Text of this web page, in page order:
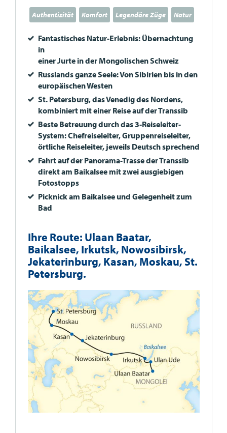
Authentizität Komfort Legendäre Züge Natur
Fantastisches Natur-Erlebnis: Übernachtung
in
einer Jurte in der Mongolischen Schweiz
Russlands ganze Seele: Von Sibirien bis in den
europäischen Westen
St. Petersburg, das Venedig des Nordens,
kombiniert mit einer Reise auf der Transsib
Beste Betreuung durch das 3-Reiseleiter-
System: Chefreiseleiter, Gruppenreiseleiter,
örtliche Reiseleiter, jeweils Deutsch sprechend
Fahrt auf der Panorama-Trasse der Transsib
direkt am Baikalsee mit zwei ausgiebigen
Fotostopps
Picknick am Baikalsee und Gelegenheit zum
Bad
Ihre Route: Ulaan Baatar,
Baikalsee, Irkutsk, Nowosibirsk,
Jekaterinburg, Kasan, Moskau, St.
Petersburg.